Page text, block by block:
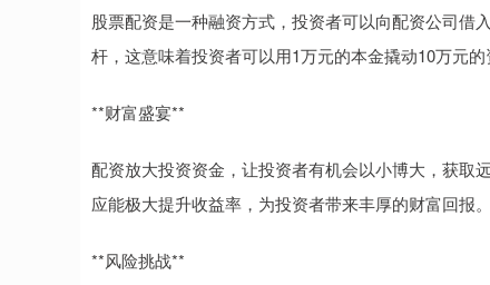
股票配资是一种融资方式，投资者可以向配资公司借
杆，这意味着投资者可以用1万元的本金撬动10万元的
**财富盛宴**
配资放大投资资金，让投资者有机会以小博大，获取
应能极大提升收益率，为投资者带来丰厚的财富回报。
**风险挑战**